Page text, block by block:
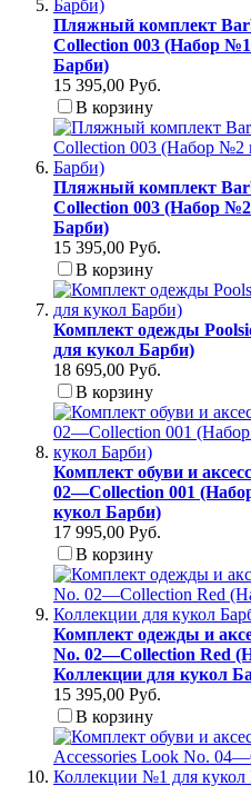
Пляжный комплект
Collection 003 (Набор
Барби)
15 395,00 Руб.
В корзину
Пляжный комплект
Collection 003 (Набор
Барби)
15 395,00 Руб.
В корзину
Комплект одежды
для кукол Барби)
18 695,00 Руб.
В корзину
Комплект обуви и
02—Collection 001
кукол Барби)
17 995,00 Руб.
В корзину
Комплект одежды и
No. 02—Collection Red
Коллекции для кукол
15 395,00 Руб.
В корзину